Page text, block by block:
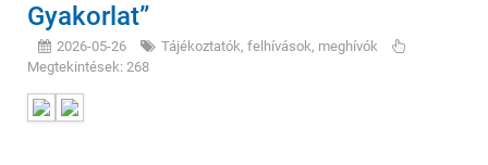
Gyakorlat”
2026-05-26
Tájékoztatók, felhívások, meghívók
Megtekintések: 268